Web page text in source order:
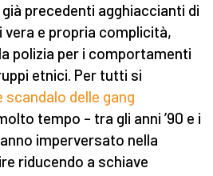
precedenti agghiaccianti di
vera e propria complicità,
polizia per i comportamenti
etnici. Per tutti si
scandalo delle gang
tempo – tra gli anni ’90 e i
imperversato nella
riducendo a schiave